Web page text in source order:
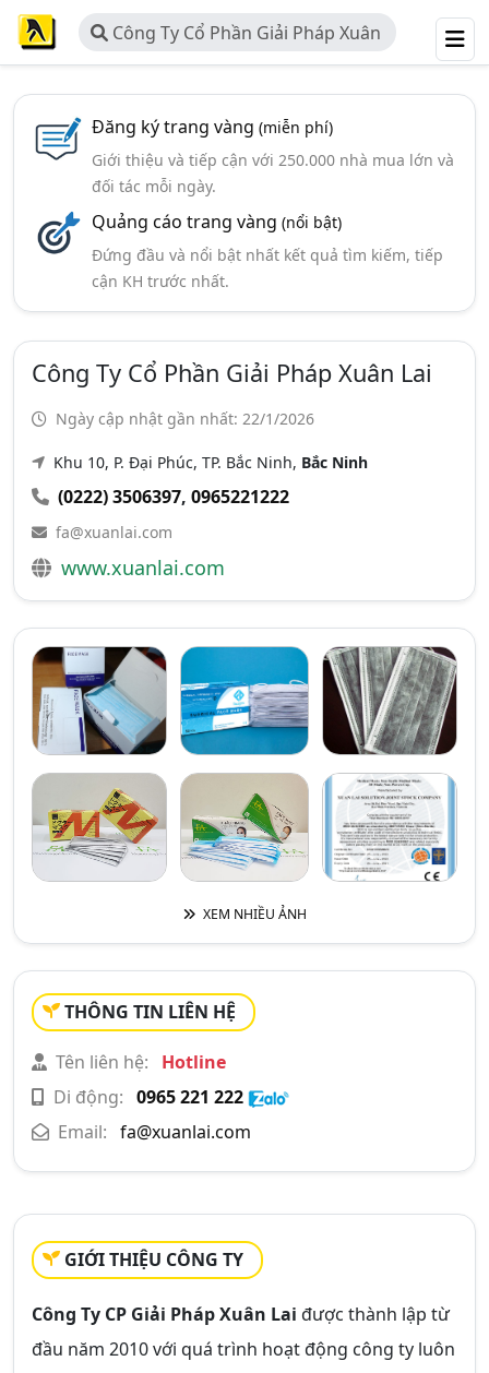
Công Ty Cổ Phần Giải Pháp Xuân
Lai
Đăng ký trang vàng (miễn phí)
Giới thiệu và tiếp cận với 250.000 nhà mua lớn và
đối tác mỗi ngày.
Quảng cáo trang vàng (nổi bật)
Đứng đầu và nổi bật nhất kết quả tìm kiếm, tiếp
cận KH trước nhất.
Công Ty Cổ Phần Giải Pháp Xuân Lai
Ngày cập nhật gần nhất: 22/1/2026
Khu 10, P. Đại Phúc, TP. Bắc Ninh, Bắc Ninh
(0222) 3506397, 0965221222
fa@xuanlai.com
www.xuanlai.com
XEM NHIỀU ẢNH
THÔNG TIN LIÊN HỆ
Tên liên hệ:
Hotline
Di động: 0965 221 222
Email: fa@xuanlai.com
GIỚI THIỆU CÔNG TY
Công Ty CP Giải Pháp Xuân Lai được thành lập từ
đầu năm 2010 với quá trình hoạt động công ty luôn